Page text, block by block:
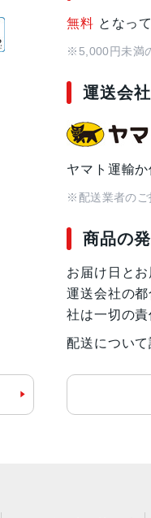
無料 となっ
※5,000円未満
運送会社
ヤマト運輸か
※配送業者のご
商品の
お届け日とお
運送会社の
社は一切の責
配送につい